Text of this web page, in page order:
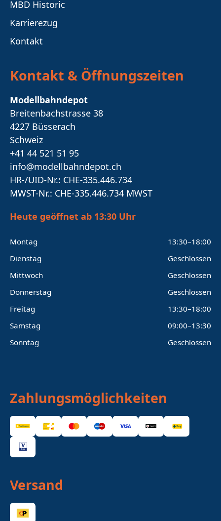
MBD Historic
Karrierezug
Kontakt
Kontakt & Öffnungszeiten
Modellbahndepot
Breitenbachstrasse 38
4227 Büsserach
Schweiz
+41 44 521 51 95
info@modellbahndepot.ch
HR-/UID-Nr.: CHE-335.446.734
MWST-Nr.: CHE-335.446.734 MWST
Heute geöffnet ab 13:30 Uhr
Montag
13:30–18:00
Dienstag
Geschlossen
Mittwoch
Geschlossen
Donnerstag
Geschlossen
Freitag
13:30–18:00
Samstag
09:00–13:30
Sonntag
Geschlossen
Zahlungsmöglichkeiten
Versand